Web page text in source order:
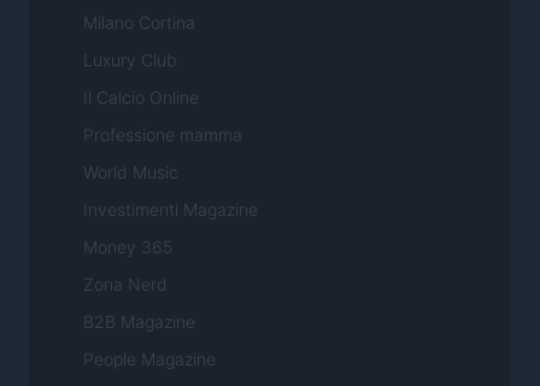
Milano Cortina
Luxury Club
Il Calcio Online
Professione mamma
World Music
Investimenti Magazine
Money 365
Zona Nerd
B2B Magazine
People Magazine